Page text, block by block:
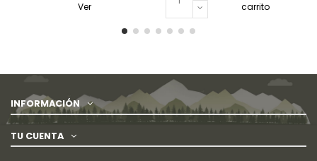
Ver
carrito
INFORMACIÓN
TU CUENTA